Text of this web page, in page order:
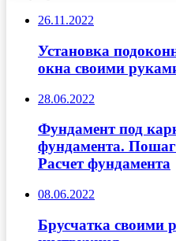
26.11.2022
Установка
окна своими
28.06.2022
Фундамент под
фундамента.
Расчет фундамента
08.06.2022
Брусчатка своими